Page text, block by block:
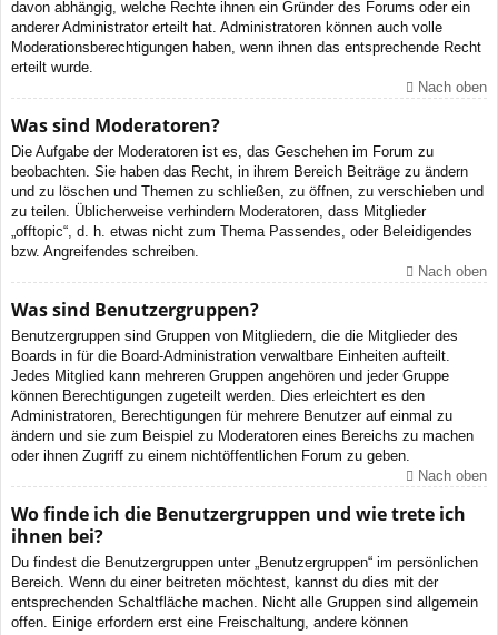
davon abhängig, welche Rechte ihnen ein Gründer des Forums oder ein
anderer Administrator erteilt hat. Administratoren können auch volle
Moderationsberechtigungen haben, wenn ihnen das entsprechende Recht
erteilt wurde.
Nach oben
Was sind Moderatoren?
Die Aufgabe der Moderatoren ist es, das Geschehen im Forum zu
beobachten. Sie haben das Recht, in ihrem Bereich Beiträge zu ändern
und zu löschen und Themen zu schließen, zu öffnen, zu verschieben und
zu teilen. Üblicherweise verhindern Moderatoren, dass Mitglieder
„offtopic“, d. h. etwas nicht zum Thema Passendes, oder Beleidigendes
bzw. Angreifendes schreiben.
Nach oben
Was sind Benutzergruppen?
Benutzergruppen sind Gruppen von Mitgliedern, die die Mitglieder des
Boards in für die Board-Administration verwaltbare Einheiten aufteilt.
Jedes Mitglied kann mehreren Gruppen angehören und jeder Gruppe
können Berechtigungen zugeteilt werden. Dies erleichtert es den
Administratoren, Berechtigungen für mehrere Benutzer auf einmal zu
ändern und sie zum Beispiel zu Moderatoren eines Bereichs zu machen
oder ihnen Zugriff zu einem nichtöffentlichen Forum zu geben.
Nach oben
Wo finde ich die Benutzergruppen und wie trete ich
ihnen bei?
Du findest die Benutzergruppen unter „Benutzergruppen“ im persönlichen
Bereich. Wenn du einer beitreten möchtest, kannst du dies mit der
entsprechenden Schaltfläche machen. Nicht alle Gruppen sind allgemein
offen. Einige erfordern erst eine Freischaltung, andere können